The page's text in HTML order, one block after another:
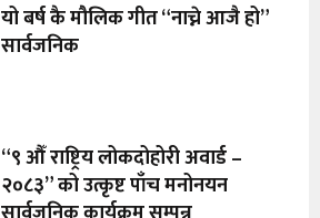
यो बर्ष कै मौलिक गीत “नाच्ने आजै हो”
सार्वजनिक
“९ औँ राष्ट्रिय लोकदोहोरी अवार्ड –
२०८३” को उत्कृष्ट पाँच मनोनयन